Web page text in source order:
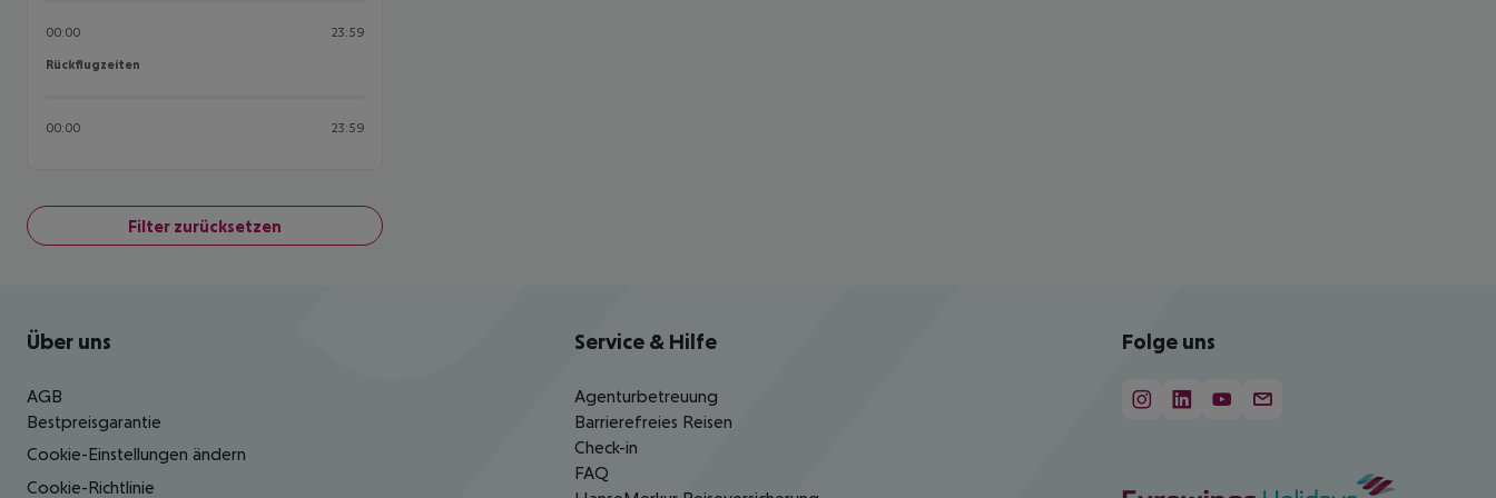
00:00 23:59
Rückflugzeiten
Rückflugzeiten
00:00 23:59
Filter zurücksetzen
Footer navigation
Über uns
AGB
Bestpreisgarantie
Cookie-Einstellungen ändern
Cookie-Richtlinie
Service & Hilfe
Agenturbetreuung
Barrierefreies Reisen
Check-in
FAQ
Folge uns